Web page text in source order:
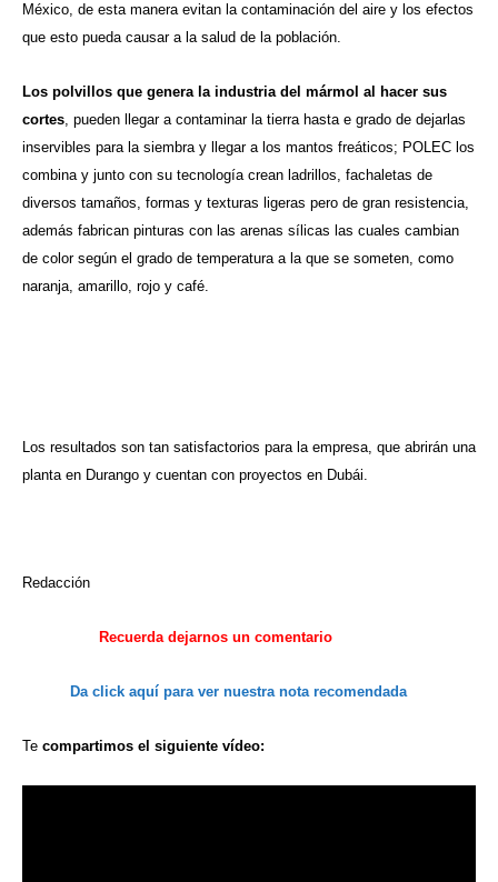
México, de esta manera evitan la contaminación del aire y los efectos
que esto pueda causar a la salud de la población.
Los polvillos que genera la industria del mármol al hacer sus
cortes, pueden llegar a contaminar la tierra hasta e grado de dejarlas
inservibles para la siembra y llegar a los mantos freáticos; POLEC los
combina y junto con su tecnología crean ladrillos, fachaletas de
diversos tamaños, formas y texturas ligeras pero de gran resistencia,
además fabrican pinturas con las arenas sílicas las cuales cambian
de color según el grado de temperatura a la que se someten, como
naranja, amarillo, rojo y café.
Los resultados son tan satisfactorios para la empresa, que abrirán una
planta en Durango y cuentan con proyectos en Dubái.
Redacción
Recuerda dejarnos un comentario
Da click aquí para ver nuestra nota recomendada
Te compartimos el siguiente vídeo: